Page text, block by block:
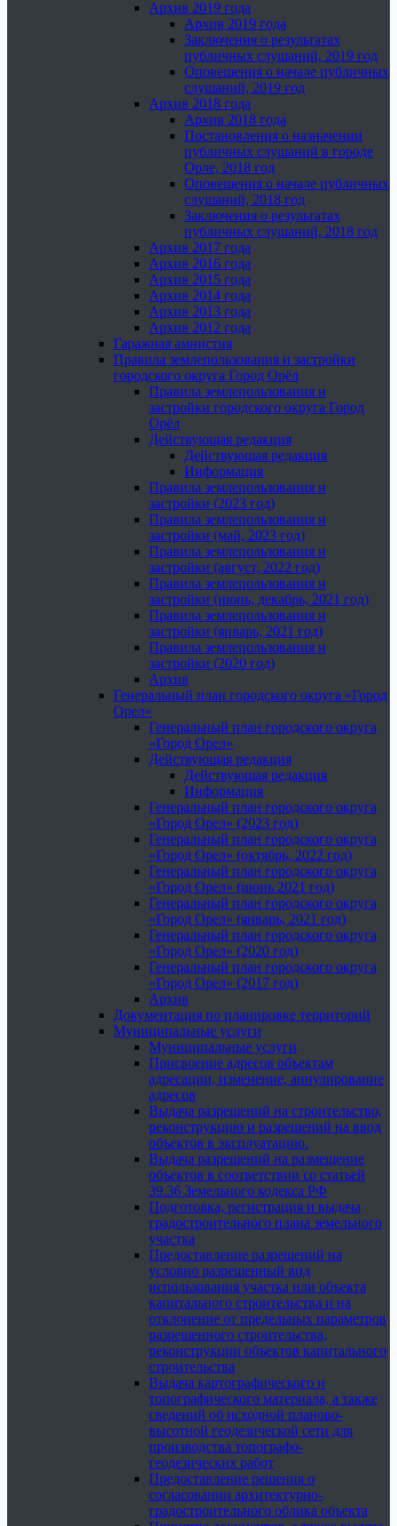
Архив 2019 года
Архив 2019 года
Заключения о результатах
публичных слушаний, 2019 год
Оповещения о начале публичных
слушаний, 2019 год
Архив 2018 года
Архив 2018 года
Постановления о назначении
публичных слушаний в городе
Орле, 2018 год
Оповещения о начале публичных
слушаний, 2018 год
Заключения о результатах
публичных слушаний, 2018 год
Архив 2017 года
Архив 2016 года
Архив 2015 года
Архив 2014 года
Архив 2013 года
Архив 2012 года
Гаражная амнистия
Правила землепользования и застройки
городского округа Город Орёл
Правила землепользования и
застройки городского округа Город
Орёл
Действующая редакция
Действующая редакция
Информация
Правила землепользования и
застройки (2023 год)
Правила землепользования и
застройки (май, 2023 год)
Правила землепользования и
застройки (август, 2022 год)
Правила землепользования и
застройки (июнь, декабрь, 2021 год)
Правила землепользования и
застройки (январь, 2021 год)
Правила землепользования и
застройки (2020 год)
Архив
Генеральный план городского округа «Город
Орел»
Генеральный план городского округа
«Город Орел»
Действующая редакция
Действующая редакция
Информация
Генеральный план городского округа
«Город Орел» (2023 год)
Генеральный план городского округа
«Город Орел» (октябрь, 2022 год)
Генеральный план городского округа
«Город Орел» (июнь 2021 год)
Генеральный план городского округа
«Город Орел» (январь, 2021 год)
Генеральный план городского округа
«Город Орел» (2020 год)
Генеральный план городского округа
«Город Орел» (2017 год)
Архив
Документация по планировке территорий
Муниципальные услуги
Муниципальные услуги
Присвоение адресов объектам
адресации, изменение, аннулирование
адресов
Выдача разрешений на строительство,
реконструкцию и разрешений на ввод
объектов в эксплуатацию.
Выдача разрешений на размещение
объектов в соответствии со статьей
39.36 Земельного кодекса РФ
Подготовка, регистрация и выдача
градостроительного плана земельного
участка
Предоставление разрешений на
условно разрешенный вид
использования участка или объекта
капитального строительства и на
отклонение от предельных параметров
разрешенного строительства,
реконструкции объектов капитального
строительства
Выдача картографического и
топографического материала, а также
сведений об исходной планово-
высотной геодезической сети для
производства топографо-
геодезических работ
Предоставление решения о
согласовании архитектурно-
градостроительного облика объекта